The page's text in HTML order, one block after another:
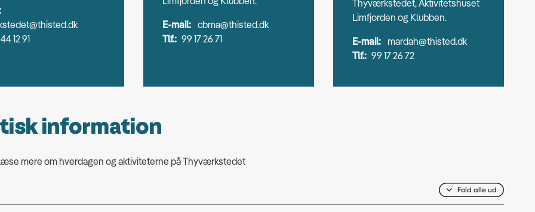
12 91
E-mail: cbma@thisted.dk
Tlf.: 99 17 26 71
Thyværkstedet, Aktivitetshuset
Limfjorden og Klubben.
E-mail: mardah@thisted.dk
Tlf.: 99 17 26 72
information
mere om hverdagen og aktiviteterne på Thyværkstedet
Fold alle ud